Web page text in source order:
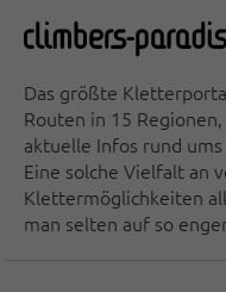
Das größte
Routen in 15
aktuelle Infos rund
Eine solche Vielfalt an
Klettermöglichkeiten
man selten auf so